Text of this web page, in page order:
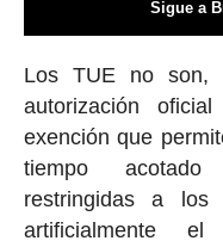
Sigue a
Los TUE no son,
autorización
exención que
tiempo acotado
restringidas a los
artificialmente el